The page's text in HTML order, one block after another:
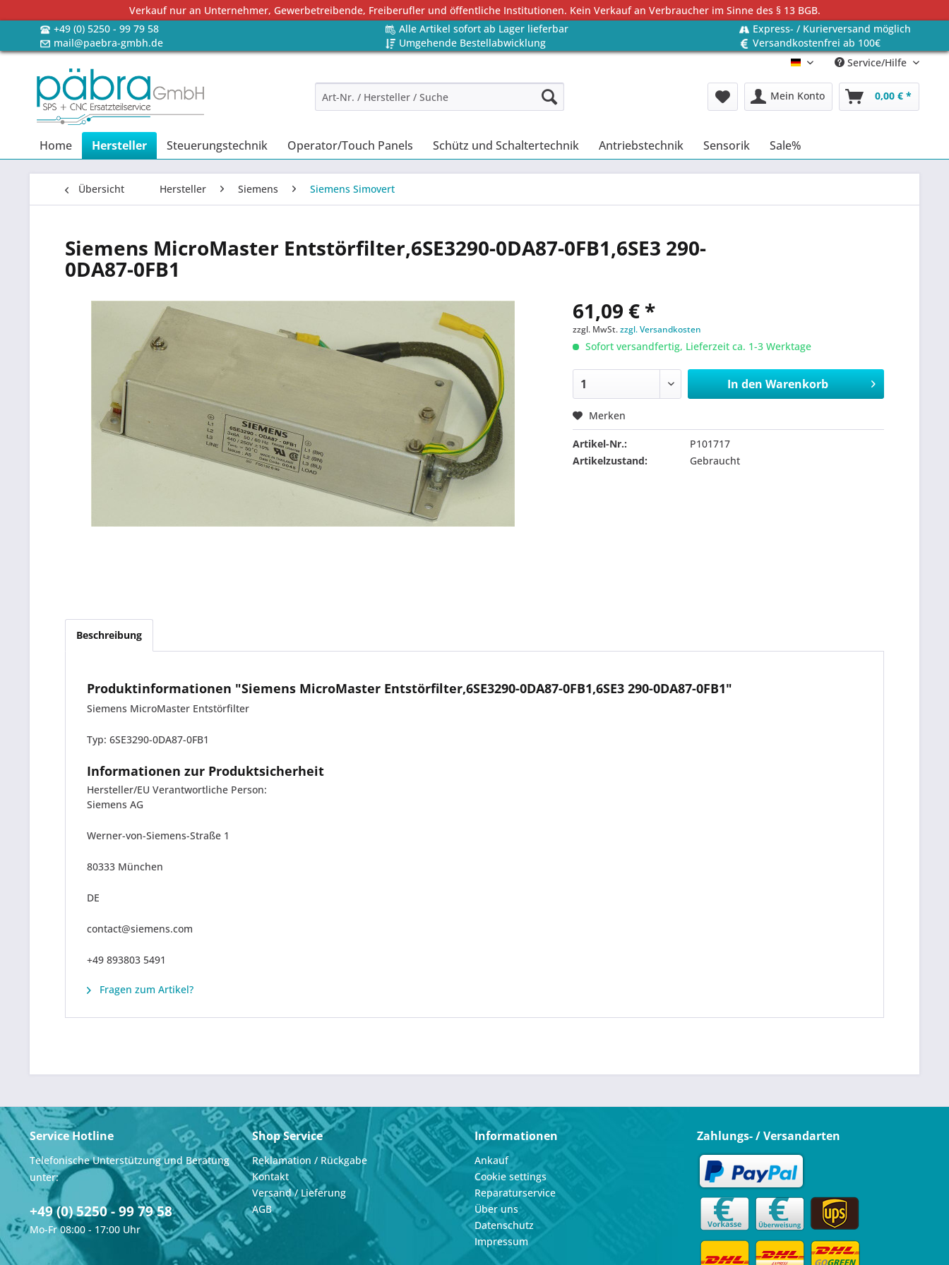
Verkauf nur an Unternehmer, Gewerbetreibende, Freiberufler und öffentliche Institutionen. Kein Verkauf an Verbraucher im Sinne des § 13 BGB.
+49 (0) 5250 - 99 79 58
Alle Artikel sofort ab Lager lieferbar
Express- / Kurierversand möglich
mail@paebra-gmbh.de
Umgehende Bestellabwicklung
Versandkostenfrei ab 100€
Deutsch Service/Hilfe
Mein Konto 0,00 € *
Home Hersteller Steuerungstechnik Operator/Touch Panels Schütz und Schaltertechnik Antriebstechnik Sensorik Sale%
Übersicht Hersteller Siemens Siemens Simovert
Siemens MicroMaster Entstörfilter,6SE3290-0DA87-0FB1,6SE3 290-
0DA87-0FB1
61,09 € *
zzgl. MwSt.zzgl. Versandkosten
Sofort versandfertig, Lieferzeit ca. 1-3 Werktage
In den Warenkorb
Merken
Artikel-Nr.:
P101717
Artikelzustand:
Gebraucht
Beschreibung
Produktinformationen "Siemens MicroMaster Entstörfilter,6SE3290-0DA87-0FB1,6SE3 290-0DA87-0FB1"
Siemens MicroMaster Entstörfilter
Typ: 6SE3290-0DA87-0FB1
Informationen zur Produktsicherheit
Hersteller/EU Verantwortliche Person:
Siemens AG
Werner-von-Siemens-Straße 1
80333 München
DE
contact@siemens.com
+49 893803 5491
Fragen zum Artikel?
Service Hotline
Telefonische Unterstützung und Beratung
unter:
+49 (0) 5250 - 99 79 58
Mo-Fr 08:00 - 17:00 Uhr
Shop Service
Reklamation / Rückgabe
Kontakt
Versand / Lieferung
AGB
Informationen
Ankauf
Cookie settings
Reparaturservice
Über uns
Datenschutz
Impressum
Zahlungs- / Versandarten